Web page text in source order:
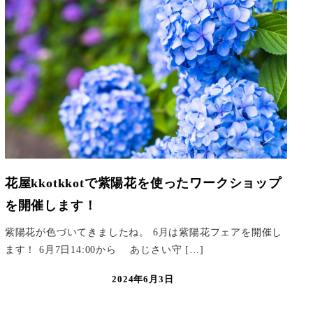
花屋kkotkkotで紫陽花を使ったワークショップ
を開催します！
紫陽花が色づいてきましたね。 6月は紫陽花フェアを開催し
ます！ 6月7日14:00から あじさい守 […]
2024年6月3日